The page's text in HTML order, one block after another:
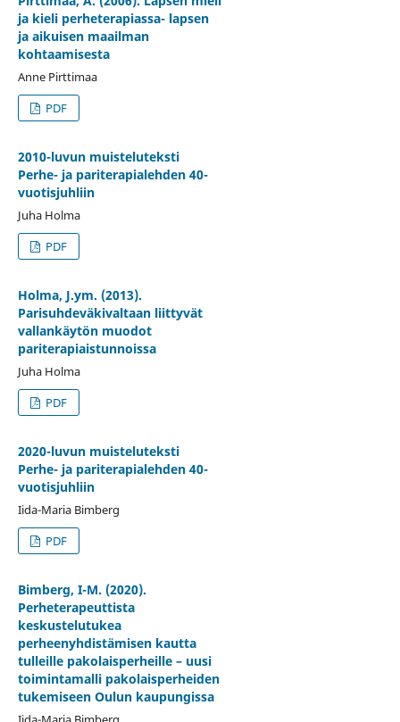
ja kieli perheterapiassa- lapsen
ja aikuisen maailman
kohtaamisesta
Anne Pirttimaa
PDF
2010-luvun muisteluteksti
Perhe- ja pariterapialehden 40-
vuotisjuhliin
Juha Holma
PDF
Holma, J.ym. (2013).
Parisuhdeväkivaltaan liittyvät
vallankäytön muodot
pariterapiaistunnoissa
Juha Holma
PDF
2020-luvun muisteluteksti
Perhe- ja pariterapialehden 40-
vuotisjuhliin
Iida-Maria Bimberg
PDF
Bimberg, I-M. (2020).
Perheterapeuttista
keskustelutukea
perheenyhdistämisen kautta
tulleille pakolaisperheille – uusi
toimintamalli pakolaisperheiden
tukemiseen Oulun kaupungissa